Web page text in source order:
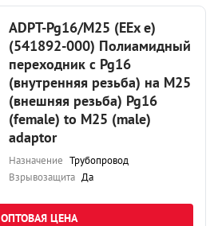
ADPT-Pg16/M25 (EEx e)
(541892-000) Полиамидный
переходник с Pg16
(внутренняя резьба) на М25
(внешняя резьба) Pg16
(female) to M25 (male)
adaptor
Назначение Трубопровод
Взрывозащита Да
ОПТОВАЯ ЦЕНА